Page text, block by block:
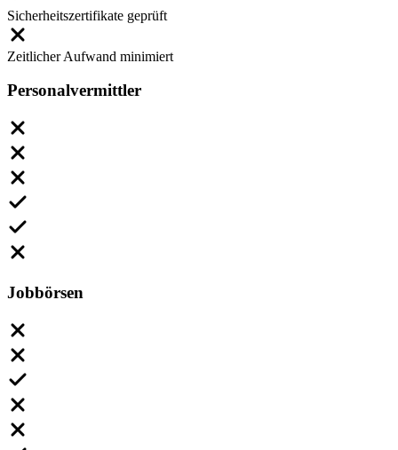
Sicherheitszertifikate geprüft
Zeitlicher Aufwand minimiert
Personalvermittler
Jobbörsen